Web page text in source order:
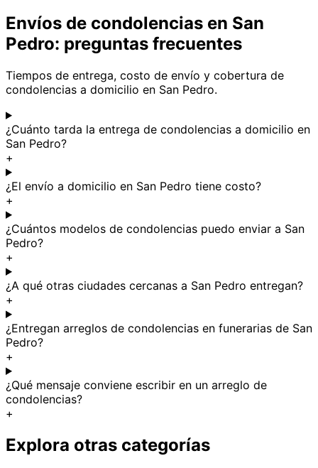
Envíos de condolencias en San
Pedro: preguntas frecuentes
Tiempos de entrega, costo de envío y cobertura de
condolencias a domicilio en San Pedro.
¿Cuánto tarda la entrega de condolencias a domicilio en
San Pedro?
+
¿El envío a domicilio en San Pedro tiene costo?
+
¿Cuántos modelos de condolencias puedo enviar a San
Pedro?
+
¿A qué otras ciudades cercanas a San Pedro entregan?
+
¿Entregan arreglos de condolencias en funerarias de San
Pedro?
+
¿Qué mensaje conviene escribir en un arreglo de
condolencias?
+
Explora otras categorías